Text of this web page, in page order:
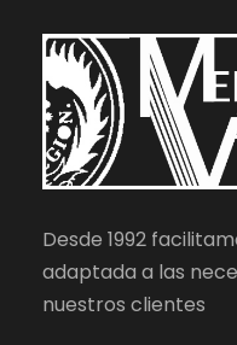
Desde 1992
adaptada a las
nuestros clientes